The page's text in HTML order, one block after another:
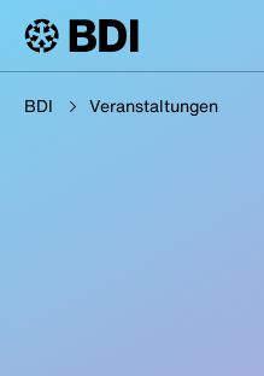
BDI Veranstaltungen